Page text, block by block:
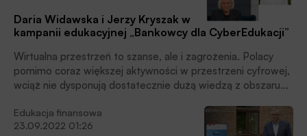
Daria Widawska i Jerzy Kryszak w
kampanii edukacyjnej „Bankowcy dla CyberEdukacji”
Wirtualna przestrzeń to szanse, ale i zagrożenia. Polacy
pomimo coraz większej aktywności w przestrzeni cyfrowej,
wciąż nie dysponują dostatecznie dużą wiedzą z obszaru
należy zachować rozsądek i wiedzieć, jak się zachowywać
w cyberprzestrzeni.
Edukacja finansowa
23.09.2022 01:26